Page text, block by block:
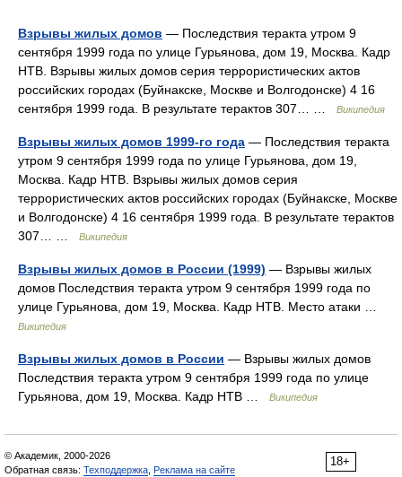
Взрывы жилых домов — Последствия теракта утром 9
сентября 1999 года по улице Гурьянова, дом 19, Москва. Кадр
НТВ. Взрывы жилых домов серия террористических актов
российских городах (Буйнакске, Москве и Волгодонске) 4 16
сентября 1999 года. В результате терактов 307… …
Википедия
Взрывы жилых домов 1999-го года — Последствия теракта
утром 9 сентября 1999 года по улице Гурьянова, дом 19,
Москва. Кадр НТВ. Взрывы жилых домов серия
террористических актов российских городах (Буйнакске, Москве
и Волгодонске) 4 16 сентября 1999 года. В результате терактов
307… …
Википедия
Взрывы жилых домов в России (1999) — Взрывы жилых
домов Последствия теракта утром 9 сентября 1999 года по
улице Гурьянова, дом 19, Москва. Кадр НТВ. Место атаки …
Википедия
Взрывы жилых домов в России — Взрывы жилых домов
Последствия теракта утром 9 сентября 1999 года по улице
Гурьянова, дом 19, Москва. Кадр НТВ …
Википедия
18+
© Академик, 2000-2026
Обратная связь: Техподдержка Реклама на сайте